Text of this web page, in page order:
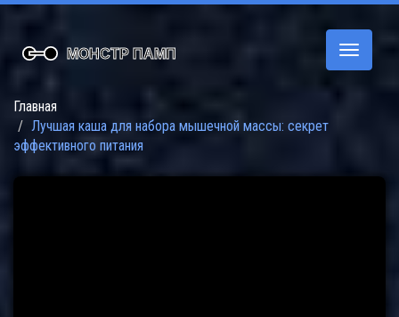
Главная
Лучшая каша для набора мышечной массы: секрет
эффективного питания